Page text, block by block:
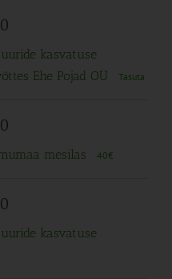
kasvatuse
Ehe Pojad OÜ
Tasuta
mesilas 40€
kasvatuse